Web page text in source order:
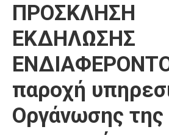
Επικοινωνία
ΠΡΟΣΚΛΗΣΗ
ΕΚΔΗΛΩΣΗΣ
παροχή
Οργάνωσης της